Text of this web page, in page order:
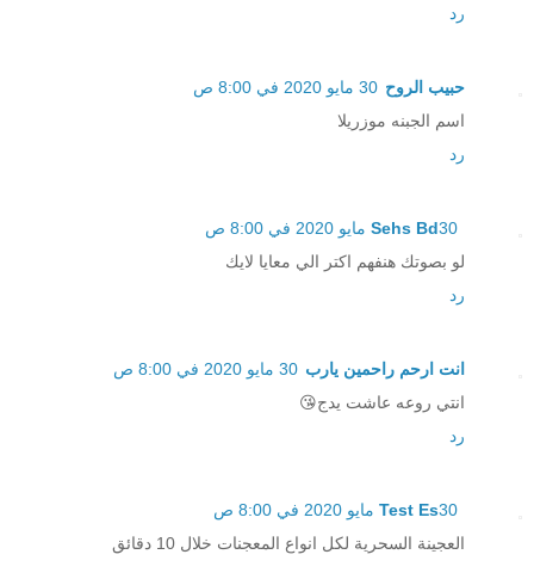
رد
حبيب الروح 30 مايو 2020 في 8:00 ص
اسم الجبنه موزريلا
رد
Sehs Bd30 مايو 2020 في 8:00 ص
لو بصوتك هنفهم اكتر الي معايا لايك
رد
انت ارحم راحمين يارب 30 مايو 2020 في 8:00 ص
انتي روعه عاشت يدج😘
رد
Test Es30 مايو 2020 في 8:00 ص
العجينة السحرية لكل انواع المعجنات خلال 10 دقائق